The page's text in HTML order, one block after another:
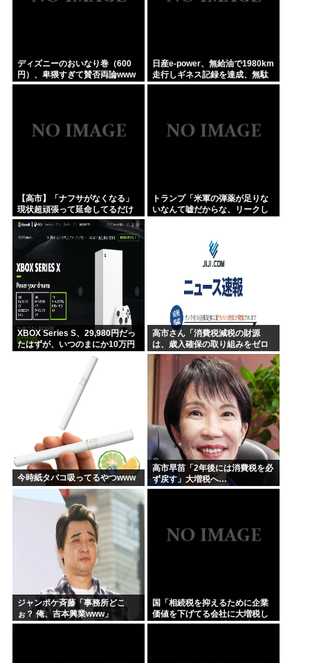
ディズニーのおいなり巻（600
円）、卑猥すぎて賛否両論www
日産e-power、無給油で1980km
走行しギネス記録を達成、無駄
な発電や送電ロスなくEVよりエ
【高市】「ナフサがなくなる」
現状超頑張って延命してるだけ
でどんどん不足してる状況は改
善してないのにもうナフサある
ことになった理由
トランプ「米軍の弾薬が足りな
いなんて嘘だからな、リークし
XBOX Series S、29,980円だっ
たはずが、いつのまにか10万円
高市さん「消費税減税の財源
は、歳入確保の取り組みをゼロ
ベースで進めることで十分に対
応できる」サナ、有能
今時紙タバコ吸ってるやつwww
高市早苗「2年後には消費税を必
ず戻す」大増税へ…
ジャンポケ斉藤「事務所どこ
ぉ？ 俺、吉本興業www」
国「相続税を抑えるために企業
価値を下げてる会社に大増税し
ます。低PBRの会社は大増税を